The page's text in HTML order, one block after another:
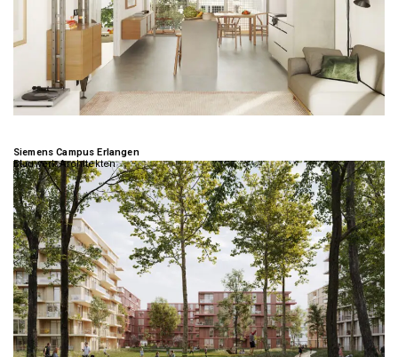
Siemens Campus Erlangen
Blauwerk Architekten